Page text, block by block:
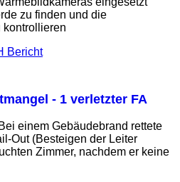
zu finden und die
kontrollieren
Bericht
- 1 verletzter FA
einem Gebäudebrand rettete
Out (Besteigen der Leiter
Zimmer, nachdem er keine